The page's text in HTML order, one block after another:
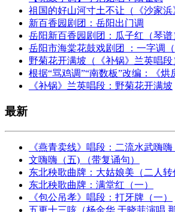
祖国的好山河寸土不让（《沙家
新百香园剧团：岳阳出门调
岳阳新百香园剧团：瓜子红（琴谱
岳阳市海棠花鼓戏剧团 ：一字调
野菊花开满坡（《补锅》兰英唱段
根据“骂鸡调”“南数板”改编：《烘
《补锅》兰英唱段：野菊花开满坡
最新
《燕青卖线》唱段：二流水武嗨嗨
文嗨嗨（五) （带复诵句）
东北秧歌曲牌：大姑娘美（二人转
东北秧歌曲牌：满堂红（一）
《包公吊孝》唱段：打牙牌（一）
五更十三咳（杨金华 于晓菲演唱